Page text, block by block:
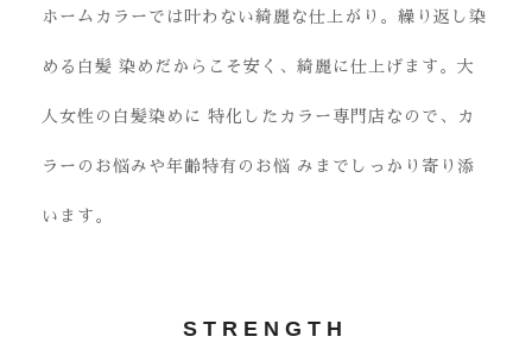
ホームカラーでは叶わない綺麗な仕上がり。繰り返し染
める白髪 染めだからこそ安く、綺麗に仕上げます。大
人女性の白髪染めに 特化したカラー専門店なので、カ
ラーのお悩みや年齢特有のお悩 みまでしっかり寄り添
います。
STRENGTH